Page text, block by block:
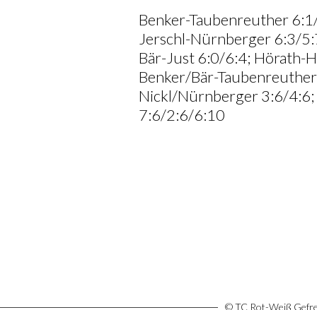
Benker-Taubenreuther
Jerschl-Nürnberger 6:3/
Bär-Just 6:0/6:4; Hörath-
Benker/Bär-
Nickl/Nürnberger 3:6/
7:6/2:6/6:10
© TC Rot-Weiß